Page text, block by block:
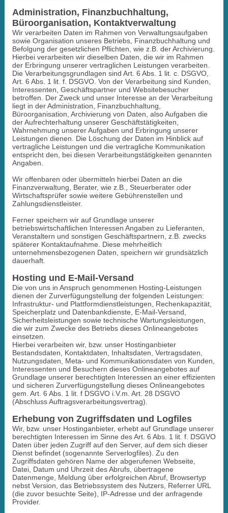
Administration, Finanzbuchhaltung,
Büroorganisation, Kontaktverwaltung
Wir verarbeiten Daten im Rahmen von Verwaltungsaufgaben
sowie Organisation unseres Betriebs, Finanzbuchhaltung und
Befolgung der gesetzlichen Pflichten, wie z.B. der Archivierung.
Hierbei verarbeiten wir dieselben Daten, die wir im Rahmen
der Erbringung unserer vertraglichen Leistungen verarbeiten.
Die Verarbeitungsgrundlagen sind Art. 6 Abs. 1 lit. c. DSGVO,
Art. 6 Abs. 1 lit. f. DSGVO. Von der Verarbeitung sind Kunden,
Interessenten, Geschäftspartner und Websitebesucher
betroffen. Der Zweck und unser Interesse an der Verarbeitung
liegt in der Administration, Finanzbuchhaltung,
Büroorganisation, Archivierung von Daten, also Aufgaben die
der Aufrechterhaltung unserer Geschäftstätigkeiten,
Wahrnehmung unserer Aufgaben und Erbringung unserer
Leistungen dienen. Die Löschung der Daten im Hinblick auf
vertragliche Leistungen und die vertragliche Kommunikation
entspricht den, bei diesen Verarbeitungstätigkeiten genannten
Angaben.
Wir offenbaren oder übermitteln hierbei Daten an die
Finanzverwaltung, Berater, wie z.B., Steuerberater oder
Wirtschaftsprüfer sowie weitere Gebührenstellen und
Zahlungsdienstleister.
Ferner speichern wir auf Grundlage unserer
betriebswirtschaftlichen Interessen Angaben zu Lieferanten,
Veranstaltern und sonstigen Geschäftspartnern, z.B. zwecks
späterer Kontaktaufnahme. Diese mehrheitlich
unternehmensbezogenen Daten, speichern wir grundsätzlich
dauerhaft.
Hosting und E-Mail-Versand
Die von uns in Anspruch genommenen Hosting-Leistungen
dienen der Zurverfügungstellung der folgenden Leistungen:
Infrastruktur- und Plattformdienstleistungen, Rechenkapazität,
Speicherplatz und Datenbankdienste, E-Mail-Versand,
Sicherheitsleistungen sowie technische Wartungsleistungen,
die wir zum Zwecke des Betriebs dieses Onlineangebotes
einsetzen.
Hierbei verarbeiten wir, bzw. unser Hostinganbieter
Bestandsdaten, Kontaktdaten, Inhaltsdaten, Vertragsdaten,
Nutzungsdaten, Meta- und Kommunikationsdaten von Kunden,
Interessenten und Besuchern dieses Onlineangebotes auf
Grundlage unserer berechtigten Interessen an einer effizienten
und sicheren Zurverfügungstellung dieses Onlineangebotes
gem. Art. 6 Abs. 1 lit. f DSGVO i.V.m. Art. 28 DSGVO
(Abschluss Auftragsverarbeitungsvertrag).
Erhebung von Zugriffsdaten und Logfiles
Wir, bzw. unser Hostinganbieter, erhebt auf Grundlage unserer
berechtigten Interessen im Sinne des Art. 6 Abs. 1 lit. f. DSGVO
Daten über jeden Zugriff auf den Server, auf dem sich dieser
Dienst befindet (sogenannte Serverlogfiles). Zu den
Zugriffsdaten gehören Name der abgerufenen Webseite,
Datei, Datum und Uhrzeit des Abrufs, übertragene
Datenmenge, Meldung über erfolgreichen Abruf, Browsertyp
nebst Version, das Betriebssystem des Nutzers, Referrer URL
(die zuvor besuchte Seite), IP-Adresse und der anfragende
Provider.